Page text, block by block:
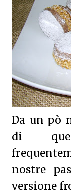
Da un pò
di
nostre
versione